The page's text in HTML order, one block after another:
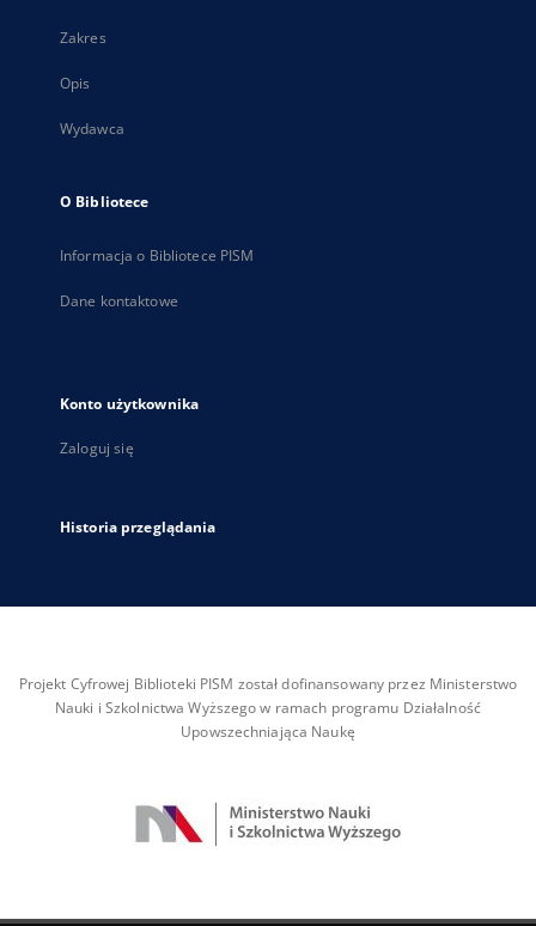
Zakres
Opis
Wydawca
O Bibliotece
Informacja o Bibliotece PISM
Dane kontaktowe
Konto użytkownika
Zaloguj się
Historia przeglądania
Projekt Cyfrowej Biblioteki PISM został dofinansowany przez Ministerstwo
Nauki i Szkolnictwa Wyższego w ramach programu Działalność
Upowszechniająca Naukę